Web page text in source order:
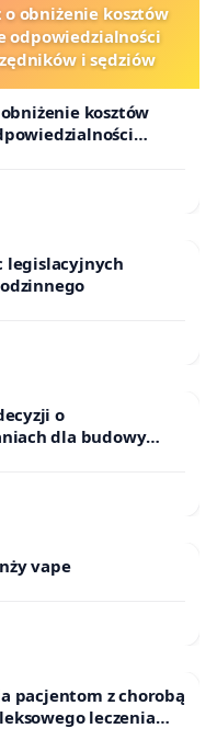
o obniżenie kosztów
odpowiedzialności
i sędziów
kosztów
i sędziów
legislacyjnych
o
dla budowy
„Krynki” w
vape
pacjentom z chorobą
leczenia